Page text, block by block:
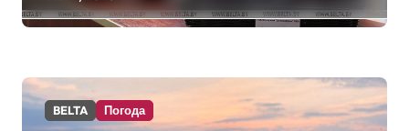
з
а
п
школьном питании
BELTA Погода